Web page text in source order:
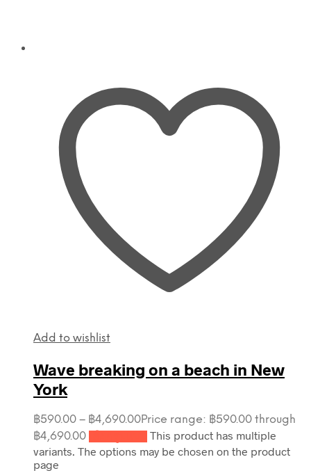
Add to wishlist
Wave breaking on a beach in New
York
฿590.00 – ฿4,690.00Price range: ฿590.00 through
฿4,690.00
This product has multiple
variants. The options may be chosen on the product
page